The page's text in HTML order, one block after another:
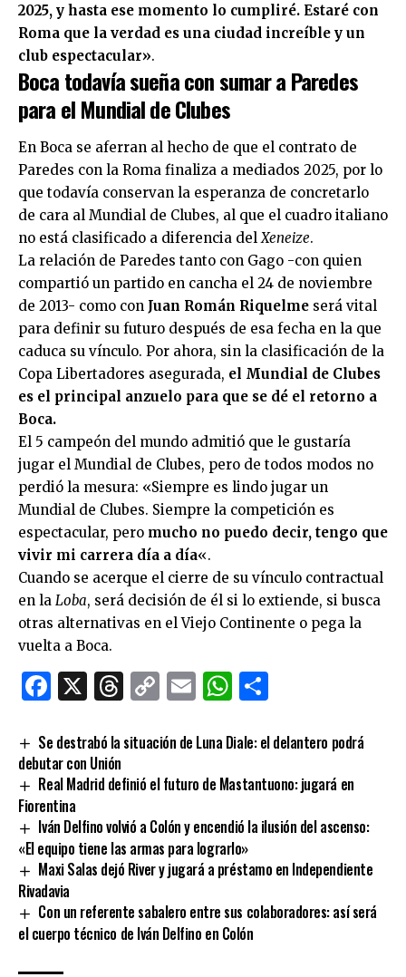
2025, y hasta ese momento lo cumpliré. Estaré con
Roma que la verdad es una ciudad increíble y un
club espectacular».
Boca todavía sueña con sumar a Paredes
para el Mundial de Clubes
En Boca se aferran al hecho de que el contrato de
Paredes con la Roma finaliza a mediados 2025, por lo
que todavía conservan la esperanza de concretarlo
de cara al Mundial de Clubes, al que el cuadro italiano
no está clasificado a diferencia del Xeneize.
La relación de Paredes tanto con Gago -con quien
compartió un partido en cancha el 24 de noviembre
de 2013- como con Juan Román Riquelme será vital
para definir su futuro después de esa fecha en la que
caduca su vínculo. Por ahora, sin la clasificación de la
Copa Libertadores asegurada, el Mundial de Clubes
es el principal anzuelo para que se dé el retorno a
Boca.
El 5 campeón del mundo admitió que le gustaría
jugar el Mundial de Clubes, pero de todos modos no
perdió la mesura: «Siempre es lindo jugar un
Mundial de Clubes. Siempre la competición es
espectacular, pero mucho no puedo decir, tengo que
vivir mi carrera día a día«.
Cuando se acerque el cierre de su vínculo contractual
en la Loba, será decisión de él si lo extiende, si busca
otras alternativas en el Viejo Continente o pega la
vuelta a Boca.
Facebook
X Threads
CopyEmailWhatsApp
Se destrabó la situación de Luna Diale: el delantero podrá
debutar con Unión
Real Madrid definió el futuro de Mastantuono: jugará en
Fiorentina
Iván Delfino volvió a Colón y encendió la ilusión del ascenso:
«El equipo tiene las armas para lograrlo»
Maxi Salas dejó River y jugará a préstamo en Independiente
Rivadavia
Con un referente sabalero entre sus colaboradores: así será
el cuerpo técnico de Iván Delfino en Colón